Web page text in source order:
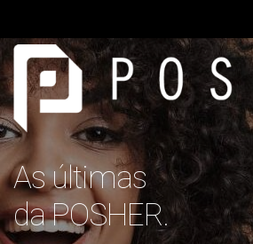
As últimas
da POSHER.